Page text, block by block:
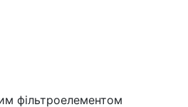
фільтроелементом